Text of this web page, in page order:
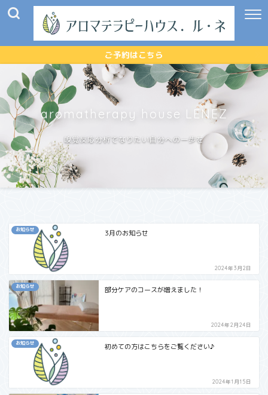
ご予約はこちら
aromatherapy house LENEZ
嗅覚反応分析でなりたい自分への一歩を
お知らせ 3月のお知らせ
2024年3月2日
お知らせ 部分ケアのコースが増えました！
2024年2月24日
お知らせ 初めての方はこちらをご覧ください♪
2024年1月15日